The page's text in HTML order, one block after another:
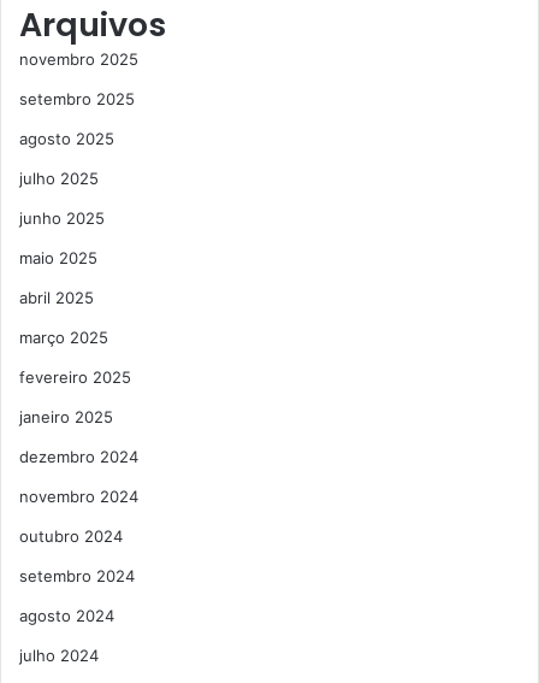
Arquivos
novembro 2025
setembro 2025
agosto 2025
julho 2025
junho 2025
maio 2025
abril 2025
março 2025
fevereiro 2025
janeiro 2025
dezembro 2024
novembro 2024
outubro 2024
setembro 2024
agosto 2024
julho 2024